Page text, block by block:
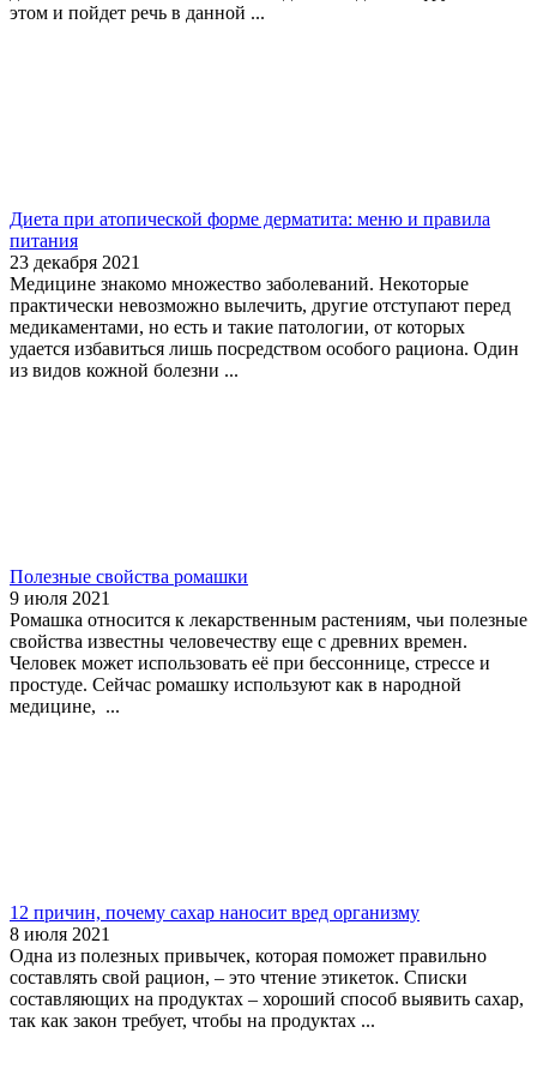
этом и пойдет речь в данной ...
Диета при атопической форме дерматита: меню и правила
питания
23 декабря 2021
Медицине знакомо множество заболеваний. Некоторые
практически невозможно вылечить, другие отступают перед
медикаментами, но есть и такие патологии, от которых
удается избавиться лишь посредством особого рациона. Один
из видов кожной болезни ...
Полезные свойства ромашки
9 июля 2021
Ромашка относится к лекарственным растениям, чьи полезные
свойства известны человечеству еще с древних времен.
Человек может использовать её при бессоннице, стрессе и
простуде. Сейчас ромашку используют как в народной
медицине, ...
12 причин, почему сахар наносит вред организму
8 июля 2021
Одна из полезных привычек, которая поможет правильно
составлять свой рацион, – это чтение этикеток. Списки
составляющих на продуктах – хороший способ выявить сахар,
так как закон требует, чтобы на продуктах ...